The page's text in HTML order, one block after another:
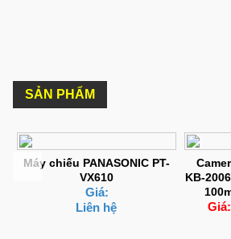
SẢN PHẨM
Máy chiếu PANASONIC PT-
VX610
Giá:
Liên hệ
KB-